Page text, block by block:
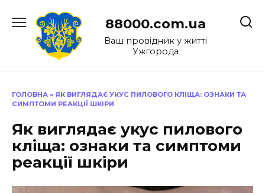
до
88000.com.ua
Ваш провідник у житті
Ужгорода
ГОЛОВНА » ЯК ВИГЛЯДАЄ УКУС ПИЛОВОГО КЛІЩА: ОЗНАКИ ТА
СИМПТОМИ РЕАКЦІЇ ШКІРИ
Як виглядає укус пилового
кліща: ознаки та симптоми
реакції шкіри